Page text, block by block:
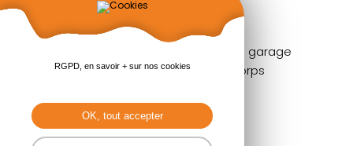
Liens rapides
Portes d'entrée
Baies coulissantes
Portails & clôtures
Portes de garage
Garde-corps
Pergolas
RGPD, en savoir + sur nos cookies
OK, tout accepter